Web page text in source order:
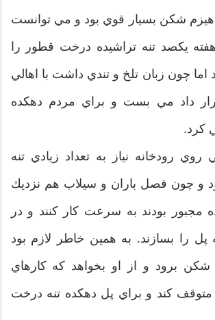
شكن بسيار قوي بود و مي توانست
يكصد تنه تراشيده درخت قطور را
اما چون زبان تلخ و تندي داشت با اهالي
داد مي بست و براي مردم دهكده
كرد.
رودخانه نياز به تعداد زيادي تنه
و چون فصل باران و سيلاب هم نزديك
مجبور بودند به سرعت كار كنند و در
پل را بسازند. به همين خاطر لازم بود
برود و از او بخواهد كه كارهاي
كند و براي پل دهكده تنه درخت